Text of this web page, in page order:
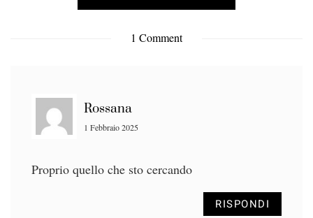
1 Comment
Rossana
1 Febbraio 2025
Proprio quello che sto cercando
RISPONDI